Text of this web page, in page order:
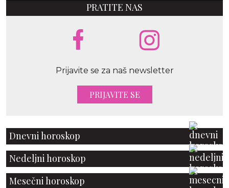
PRATITE NAS
Prijavite se za naš newsletter
PRIJAVITE SE
Dnevni horoskop
Nedeljni horoskop
Mesečni horoskop